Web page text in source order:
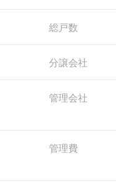
総戸数
分譲会社
管理会社
管理費